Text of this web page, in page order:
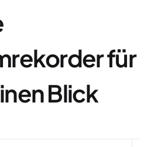
für
Blick